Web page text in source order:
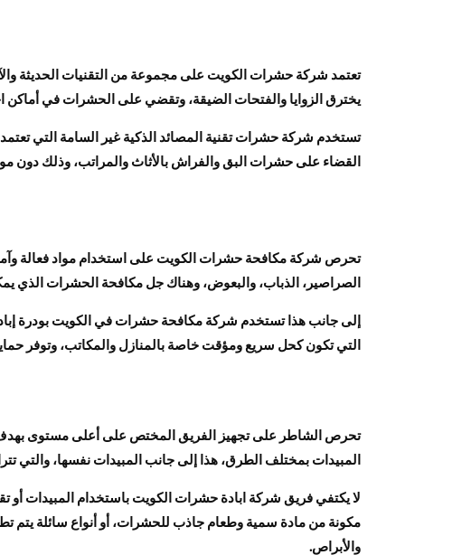
تعتمد شركة حشرات الكويت على مجموعة من التقنيات الحديثة
يخترق الزوايا والفتحات الضيقة، وتقضي على الحشرات في أماكن
تستخدم شركة حشرات تقنية المصائد الذكية غير السامة التي
القضاء على حشرات البق والفراش بالأثاث والمراتب، وذلك دون
تحرص شركة مكافحة حشرات الكويت على استخدام مواد فعالة
الصراصير، الذباب، والبعوض، وهناك جل مكافحة الحشرات الذي
إلى جانب هذا تستخدم شركة مكافحة حشرات في الكويت بودرة
التي تكون كحل سريع ومؤقت خاصة بالمنازل والمكاتب، وتوفر
تحرص الشاطر على تجهيز الفريق المختص على أعلى مستوى
المبيدات بمختلف الطرق، هذا إلى جانب المبيدات نفسها، والتي
لا يكتفي فريق شركة ابادة حشرات الكويت باستخدام المبيدات أو
مكونة من مادة سمية وطعام جاذب للحشرات، أو أنواع سائلة يتم
والأبراص.